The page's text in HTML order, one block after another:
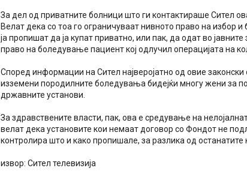
За дел од приватните болници што ги контактираше Сител
Велат дека со тоа го ограничуваат нивното право на избор
ја пропишат да ја купат приватно, или пак, да одат во
право на боледување пациент кој одлучил операцијата на
Според информации на Сител најверојатно од овие
изземени породилните боледувања бидејќи многу жени за
државните установи.
За здравствените власти, пак, ова е средување на
велат дека установите кои немаат договор со Фондот не
контролира што и како пропишале, за разлика од
извор: Сител телевизија